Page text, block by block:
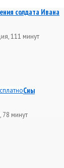
солдата Ивана
111 минут
Сны
78 минут